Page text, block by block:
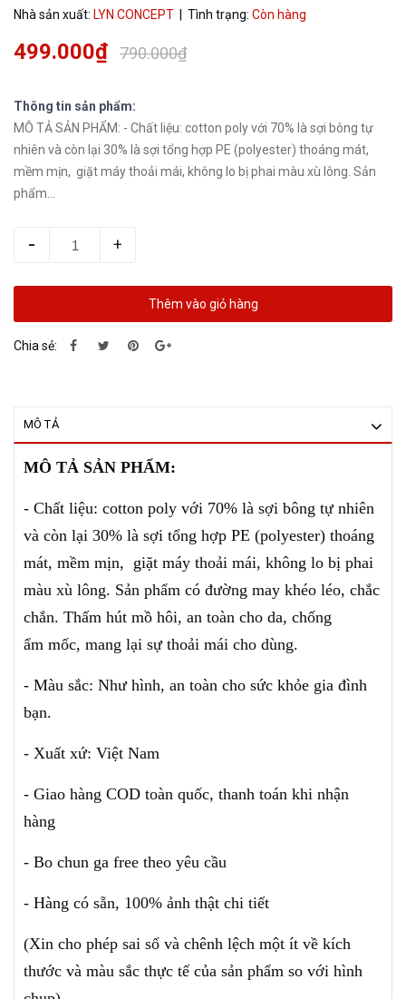
Nhà sản xuất: LYN CONCEPT | Tình trạng: Còn hàng
499.000₫ 790.000₫
Thông tin sản phẩm:
MÔ TẢ SẢN PHẨM: - Chất liệu: cotton poly với 70% là sợi bông tự
nhiên và còn lại 30% là sợi tổng hợp PE (polyester) thoáng mát,
mềm mịn, giặt máy thoải mái, không lo bị phai màu xù lông. Sản
phẩm...
- +
Thêm vào giỏ hàng
Chia sẻ:
MÔ TẢ
MÔ TẢ SẢN PHẨM:
- Chất liệu: cotton poly với 70% là sợi bông tự nhiên
và còn lại 30% là sợi tổng hợp PE (polyester) thoáng
mát, mềm mịn, giặt máy thoải mái, không lo bị phai
màu xù lông. Sản phẩm có đường may khéo léo, chắc
chắn. Thấm hút mồ hôi, an toàn cho da, chống
ẩm mốc, mang lại sự thoải mái cho dùng.
- Màu sắc: Như hình, an toàn cho sức khỏe gia đình
bạn.
- Xuất xứ: Việt Nam
- Giao hàng COD toàn quốc, thanh toán khi nhận
hàng
- Bo chun ga free theo yêu cầu
- Hàng có sẵn, 100% ảnh thật chi tiết
(Xin cho phép sai số và chênh lệch một ít về kích
thước và màu sắc thực tế của sản phẩm so với hình